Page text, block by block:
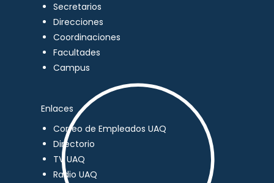
Secretarios
Direcciones
Coordinaciones
Facultades
Campus
Enlaces
Correo de Empleados UAQ
Directorio
TV UAQ
Radio UAQ